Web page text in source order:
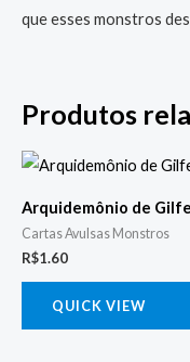
que esses monstros
Produtos
Arquidemônio de
Cartas Avulsas Monstros
R$1.60
QUICK VIEW